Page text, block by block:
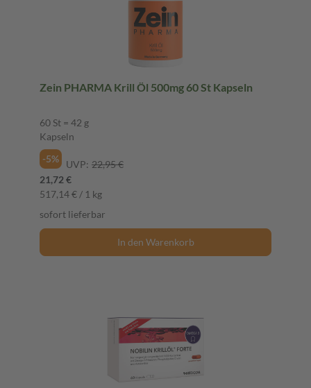
Zein PHARMA Krill Öl 500mg 60 St Kapseln
60 St = 42 g
Kapseln
-5%
UVP: 22,95 €
21,72 €
517,14 € / 1 kg
sofort lieferbar
In den Warenkorb